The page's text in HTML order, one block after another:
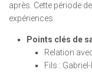
après. Cette période
expériences.
Points clés de
Relation
Fils :